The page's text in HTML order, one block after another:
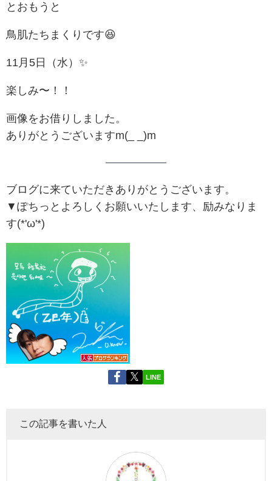
とおもうと
鳥肌たちまくりです😆
11月5日（水）✨️
楽しみ〜！！
画像をお借りしました。
ありがとうございますm(_ _)m
ブログに来ていただきありがとうございます。
▼ぽちっとよろしくお願いいたします、励みなりま
す(*'ω'*)
LINE
この記事を書いた人